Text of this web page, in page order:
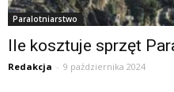
Paralotniarstwo
Ile kosztuje sprzęt
Redakcja - 9 października 2024